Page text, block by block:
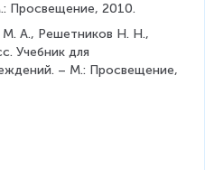
Просвещение, 2010.
А., Решетников Н. Н.,
Учебник для
– М.: Просвещение,